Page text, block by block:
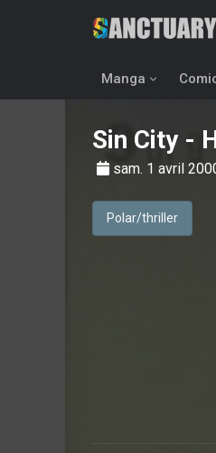
Manga
Sin City -
sam. 1 avril
Polar/thriller